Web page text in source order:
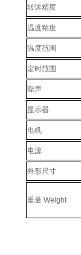
转速精度
温度精度
温度范围
定时范围
噪声
显示器
电机
电源
外形尺寸
重量 Weight